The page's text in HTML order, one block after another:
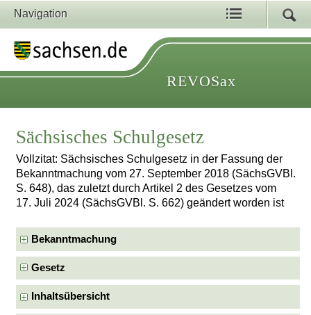
Navigation
REVOSax
Sächsisches Schulgesetz
Vollzitat: Sächsisches Schulgesetz in der Fassung der
Bekanntmachung vom 27. September 2018 (SächsGVBl.
S. 648), das zuletzt durch Artikel 2 des Gesetzes vom
17. Juli 2024 (SächsGVBl. S. 662) geändert worden ist
Bekanntmachung
Gesetz
Inhaltsübersicht